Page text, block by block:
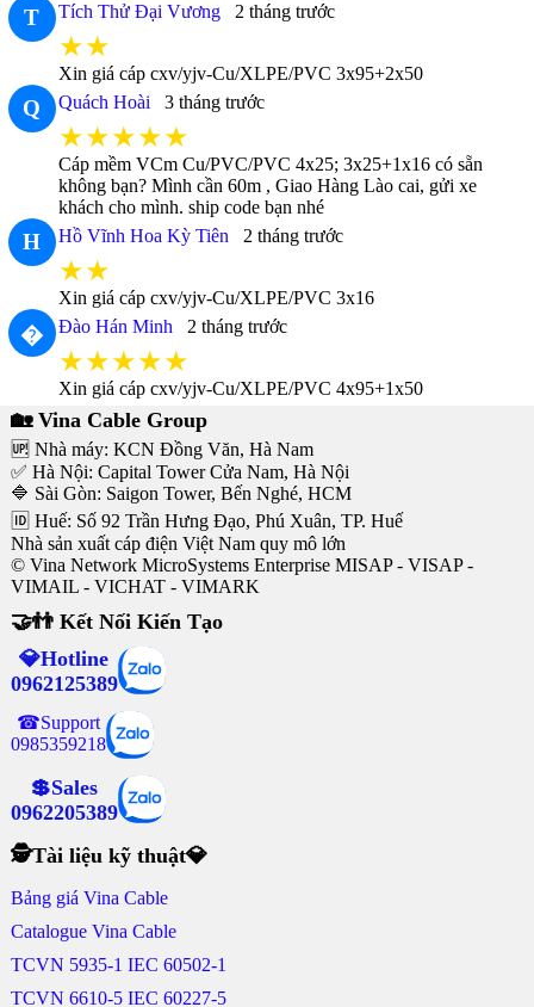
T Tích Thử Đại Vương 2 tháng trước
★★
Xin giá cáp cxv/yjv-Cu/XLPE/PVC 3x95+2x50
Q Quách Hoài 3 tháng trước
★★★★★
Cáp mềm VCm Cu/PVC/PVC 4x25; 3x25+1x16 có sẵn
không bạn? Mình cần 60m , Giao Hàng Lào cai, gửi xe
khách cho mình. ship code bạn nhé
H Hồ Vĩnh Hoa Kỳ Tiên 2 tháng trước
★★
Xin giá cáp cxv/yjv-Cu/XLPE/PVC 3x16
� Đào Hán Minh 2 tháng trước
★★★★★
Xin giá cáp cxv/yjv-Cu/XLPE/PVC 4x95+1x50
🏡 Vina Cable Group
🆙 Nhà máy: KCN Đồng Văn, Hà Nam
✅ Hà Nội: Capital Tower Cửa Nam, Hà Nội
🔷 Sài Gòn: Saigon Tower, Bến Nghé, HCM
🆔 Huế: Số 92 Trần Hưng Đạo, Phú Xuân, TP. Huế
Nhà sản xuất cáp điện Việt Nam quy mô lớn
© Vina Network MicroSystems Enterprise MISAP - VISAP -
VIMAIL - VICHAT - VIMARK
🤝👬 Kết Nối Kiến Tạo
💎Hotline
0962125389
☎Support
0985359218
💲Sales
0962205389
🕵Tài liệu kỹ thuật💎
Bảng giá Vina Cable
Catalogue Vina Cable
TCVN 5935-1 IEC 60502-1
TCVN 6610-5 IEC 60227-5